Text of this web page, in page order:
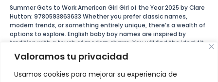
Valoramos tu privacidad
Usamos cookies para mejorar su experiencia de
Summer Gets to Work American Girl Girl of the Year 2025 by Clare
Hutton: 9780593863633 Whether you prefer classic names,
modern trends, or something entirely unique, there’s a wealth of
options to explore. English baby boy names are inspired by
tradition with a touch of modern charm. You will find the ideal fit
for your …
Class
Of
2025
issue